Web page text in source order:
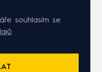
souhlasím se